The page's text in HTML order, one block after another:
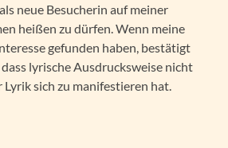
neue Besucherin auf meiner
heißen zu dürfen. Wenn meine
gefunden haben, bestätigt
lyrische Ausdrucksweise nicht
sich zu manifestieren hat.